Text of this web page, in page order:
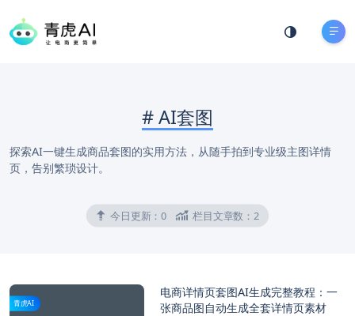
#AI套图
探索AI一键生成商品套图的实用方法，从随手拍到专业级主图详情
页，告别繁琐设计。
今日更新：0 栏目文章数： 2
青虎AI
电商详情页套图AI生成完整教程：一
张商品图自动生成全套详情页素材